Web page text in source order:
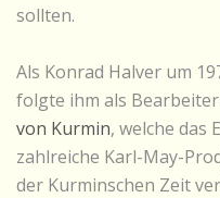
sollten.
Als Konrad Halver um
folgte ihm als
von Kurmin, welche das
zahlreiche Karl-May-
der Kurminschen Zeit